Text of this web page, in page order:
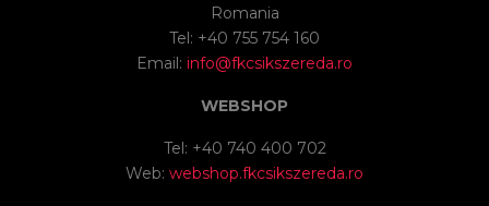
Romania
Tel: +40 755 754 160
Email: info@fkcsikszereda.ro
WEBSHOP
Tel: +40 740 400 702
Web: webshop.fkcsikszereda.ro